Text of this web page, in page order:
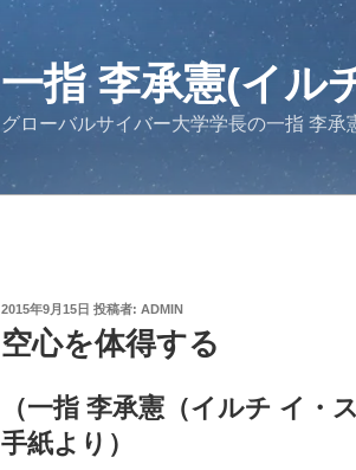
一指 李承憲(イル
グローバルサイバー大学学長の一指 李
投
日:
2015年9月15日 投稿者: ADMIN
空心を体得する
（一指 李承憲（イルチ イ・
手紙より）